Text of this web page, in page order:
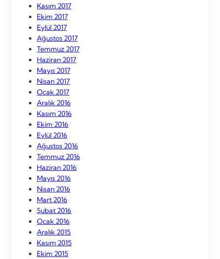
Kasım 2017
Ekim 2017
Eylül 2017
Ağustos 2017
Temmuz 2017
Haziran 2017
Mayıs 2017
Nisan 2017
Ocak 2017
Aralık 2016
Kasım 2016
Ekim 2016
Eylül 2016
Ağustos 2016
Temmuz 2016
Haziran 2016
Mayıs 2016
Nisan 2016
Mart 2016
Şubat 2016
Ocak 2016
Aralık 2015
Kasım 2015
Ekim 2015